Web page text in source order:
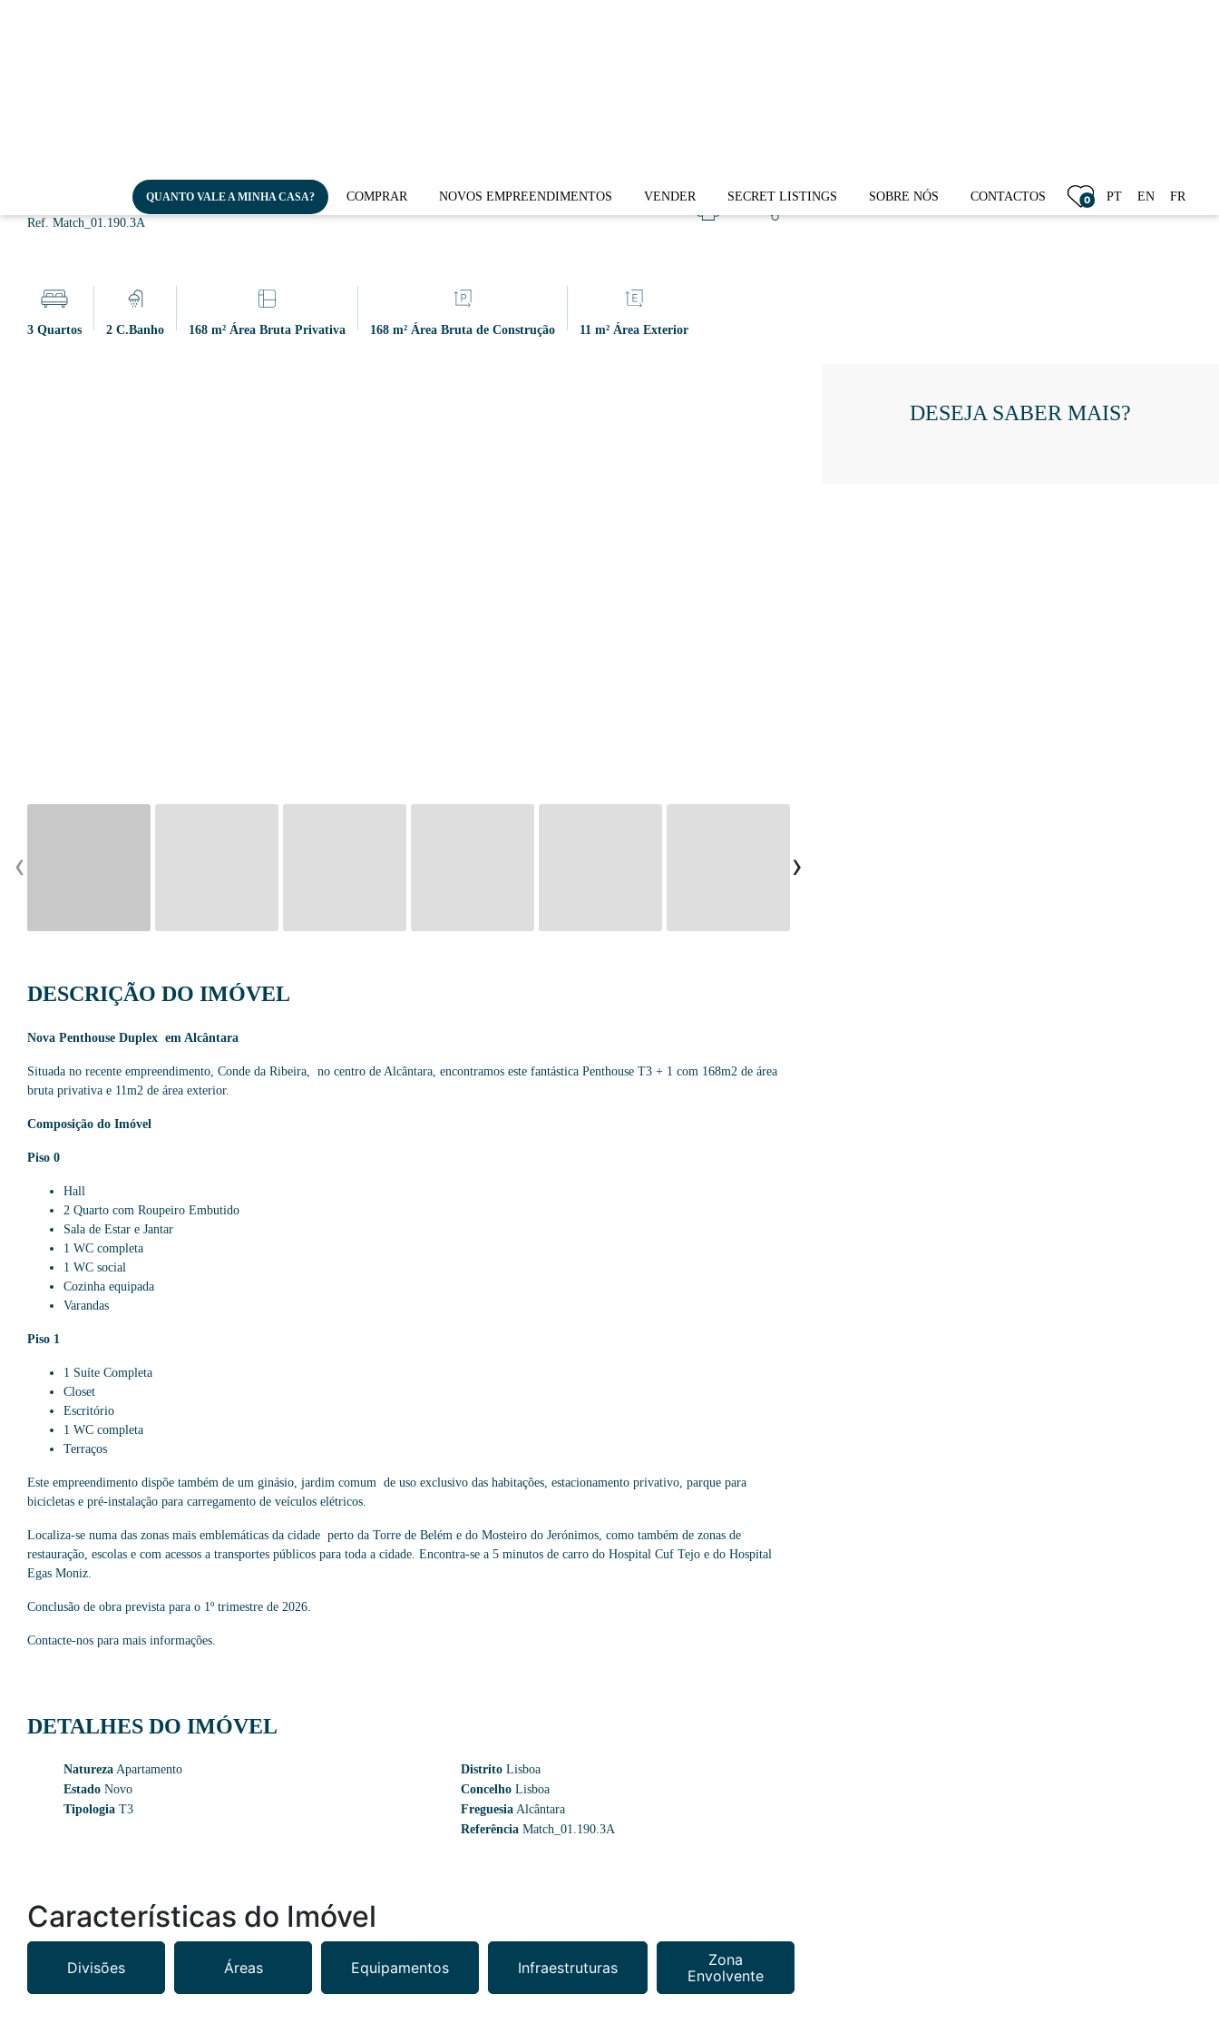
QUANTO VALE A MINHA CASA? COMPRAR NOVOS EMPREENDIMENTOS VENDER SECRET LISTINGS SOBRE NÓS CONTACTOS 0 PT EN FR
Lisboa, Alcântara
Ref. Match_01.190.3A
3 Quartos 2 C.Banho 168 m² Área Bruta Privativa 168 m² Área Bruta de Construção 11 m² Área Exterior
‹ ›
DESCRIÇÃO DO IMÓVEL
Nova Penthouse Duplex em Alcântara
Situada no recente empreendimento, Conde da Ribeira, no centro de Alcântara, encontramos este fantástica Penthouse T3 + 1 com 168m2 de área
bruta privativa e 11m2 de área exterior.
Composição do Imóvel
Piso 0
Hall
2 Quarto com Roupeiro Embutido
Sala de Estar e Jantar
1 WC completa
1 WC social
Cozinha equipada
Varandas
Piso 1
1 Suíte Completa
Closet
Escritório
1 WC completa
Terraços
Este empreendimento dispõe também de um ginásio, jardim comum de uso exclusivo das habitações, estacionamento privativo, parque para
bicicletas e pré-instalação para carregamento de veículos elétricos.
Localiza-se numa das zonas mais emblemáticas da cidade perto da Torre de Belém e do Mosteiro do Jerónimos, como também de zonas de
restauração, escolas e com acessos a transportes públicos para toda a cidade. Encontra-se a 5 minutos de carro do Hospital Cuf Tejo e do Hospital
Egas Moniz.
Conclusão de obra prevista para o 1º trimestre de 2026.
Contacte-nos para mais informações.
DETALHES DO IMÓVEL
Natureza Apartamento
Estado Novo
Tipologia T3
Distrito Lisboa
Concelho Lisboa
Freguesia Alcântara
Referência Match_01.190.3A
Características do Imóvel
Divisões Áreas Equipamentos Infraestruturas
Zona
Envolvente
DESEJA SABER MAIS?